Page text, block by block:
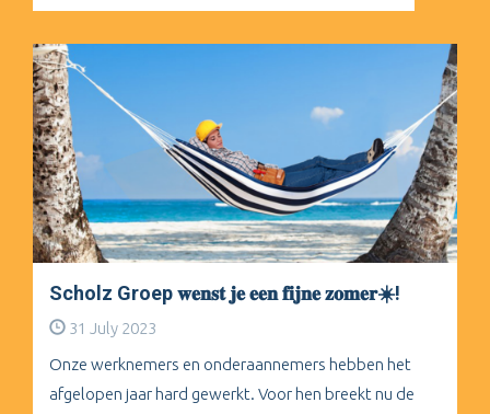
Scholz Groep 𝐰𝐞𝐧𝐬𝐭 𝐣𝐞 𝐞𝐞𝐧 𝐟𝐢𝐣𝐧𝐞 𝐳𝐨𝐦𝐞𝐫☀️!
31 July 2023
Onze werknemers en onderaannemers hebben het
afgelopen jaar hard gewerkt. Voor hen breekt nu de